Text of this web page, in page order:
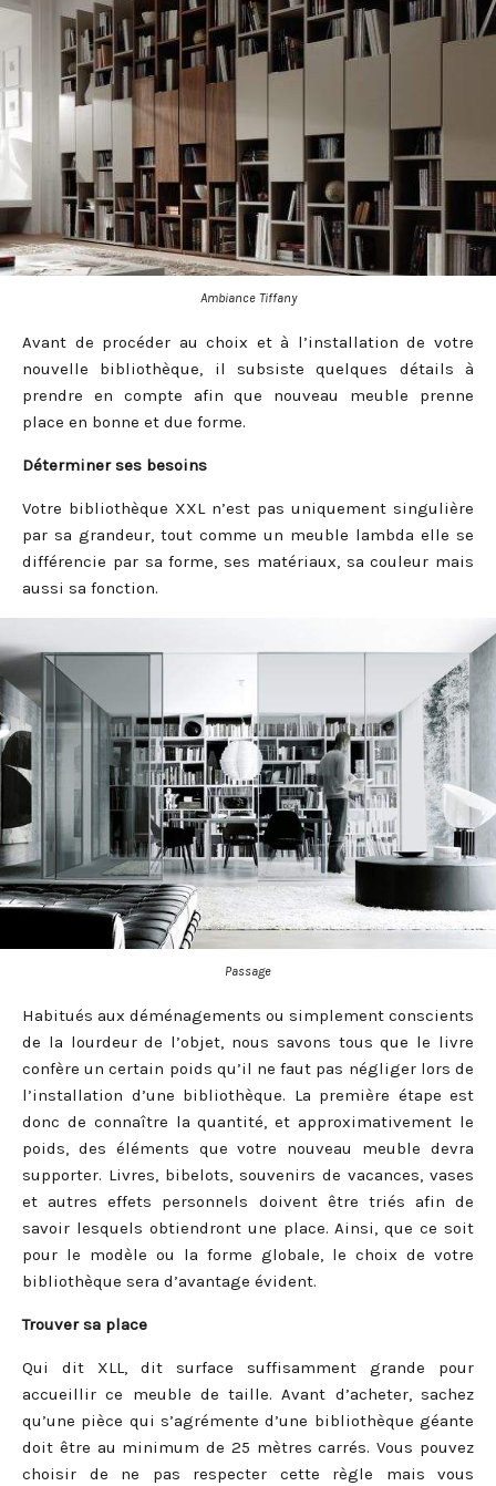
Ambiance Tiffany
Avant de procéder au choix et à l’installation de votre
nouvelle bibliothèque, il subsiste quelques détails à
prendre en compte afin que nouveau meuble prenne
place en bonne et due forme.
Déterminer ses besoins
Votre bibliothèque XXL n’est pas uniquement singulière
par sa grandeur, tout comme un meuble lambda elle se
différencie par sa forme, ses matériaux, sa couleur mais
aussi sa fonction.
Passage
Habitués aux déménagements ou simplement conscients
de la lourdeur de l’objet, nous savons tous que le livre
confère un certain poids qu’il ne faut pas négliger lors de
l’installation d’une bibliothèque. La première étape est
donc de connaître la quantité, et approximativement le
poids, des éléments que votre nouveau meuble devra
supporter. Livres, bibelots, souvenirs de vacances, vases
et autres effets personnels doivent être triés afin de
savoir lesquels obtiendront une place. Ainsi, que ce soit
pour le modèle ou la forme globale, le choix de votre
bibliothèque sera d’avantage évident.
Trouver sa place
Qui dit XLL, dit surface suffisamment grande pour
accueillir ce meuble de taille. Avant d’acheter, sachez
qu’une pièce qui s’agrémente d’une bibliothèque géante
doit être au minimum de 25 mètres carrés. Vous pouvez
choisir de ne pas respecter cette règle mais vous